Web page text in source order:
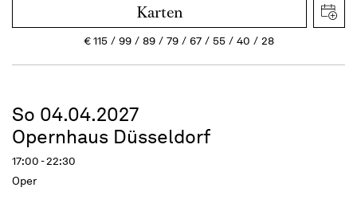
Karten
€115 99 89 79 67 55 40 28
So 04.04.2027
Opernhaus Düsseldorf
17:00 - 22:30
Oper